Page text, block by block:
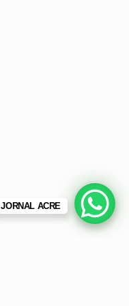
JORNAL ACRE